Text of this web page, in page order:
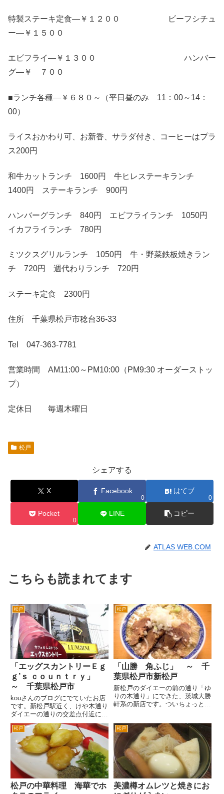
特製ステーキ定食—￥１２００ ビーフシチュ
ー—￥１５００
エビフライ—￥１３００ ハンバー
グ—￥ ７００
■ランチ各種—￥６８０～（平日昼のみ 11：00～14：
00）
ライスおかわり可、お新香、サラダ付き、コーヒーはプラ
ス200円
和牛カットランチ 1600円 牛ヒレステーキランチ
1400円 ステーキランチ 900円
ハンバーグランチ 840円 エビフライランチ 1050円
イカフライランチ 780円
ミツクスグリルランチ 1050円 牛・野菜鉄板焼きラン
チ 720円 週代わりランチ 720円
ステーキ定食 2300円
住所 千葉県松戸市稔台36-33
Tel 047-363-7781
営業時間 AM11:00～PM10:00（PM9:30 オーダーストッ
プ）
定休日 毎週木曜日
松戸
シェアする
X Facebook
0
はてブ
0
Pocket
0
LINE コピー
ATLAS WEB.COM
こちらも読まれてます
松戸
「エッグスカントリーＥｇ
ｇ’ｓ ｃｏｕｎｔｒｙ」
～ 千葉県松戸市
kouさんのブログにでていたお店
です。新松戸駅近く、けや木通り
ダイエーの通りの交差点付近にあ
るパンケーキとたまごのお料理に
こだわったお店です。 パンケー
キのボリュームがすごいですね。
ランチで、パンケーキが３枚つい
て８００円のセットがあります...
松戸
「山勝 角ふじ」 ～ 千
葉県松戸市新松戸
新松戸のダイエーの前の通り「ゆ
りの木通り」にできた、茨城大勝
軒系の新店です。ついちょっと前
存知の方も多いかもしれません
が、茨城大勝軒グループが、都内
三田の有名店「ラーメン二郎」の
系...
松戸
松戸の中華料理 海華でホ
松戸
美濃樽オムレツと焼きにお